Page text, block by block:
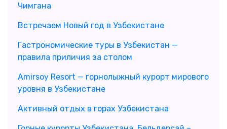
Чимгана
Встречаем Новый год в Узбекистане
Гастрономические туры в Узбекистан —
правила приличия за столом
Amirsoy Resort — горнолыжный курорт мирового
уровня в Узбекистане
Активный отдых в горах Узбекистана